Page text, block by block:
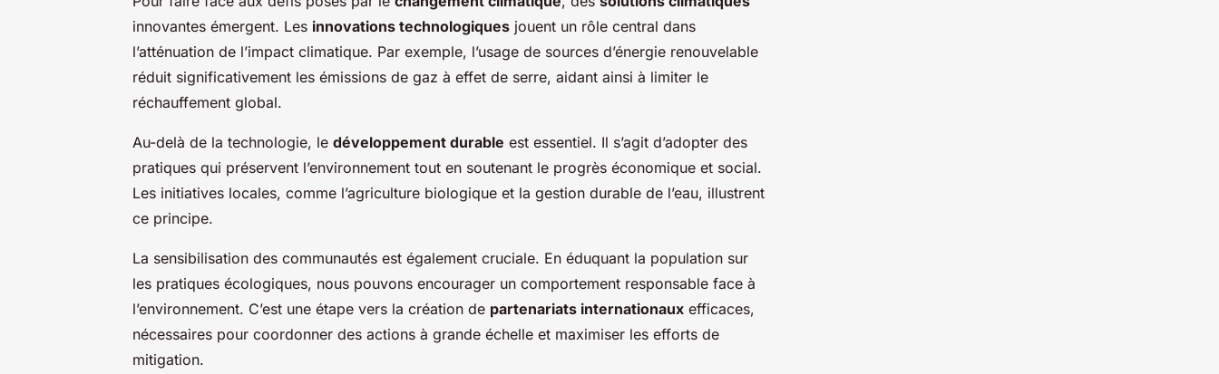
innovantes émergent. Les innovations technologiques jouent un rôle central dans
l’atténuation de l’impact climatique. Par exemple, l’usage de sources d’énergie renouvelable
réduit significativement les émissions de gaz à effet de serre, aidant ainsi à limiter le
réchauffement global.
Au-delà de la technologie, le développement durable est essentiel. Il s’agit d’adopter des
pratiques qui préservent l’environnement tout en soutenant le progrès économique et social.
Les initiatives locales, comme l’agriculture biologique et la gestion durable de l’eau, illustrent
ce principe.
La sensibilisation des communautés est également cruciale. En éduquant la population sur
les pratiques écologiques, nous pouvons encourager un comportement responsable face à
l’environnement. C’est une étape vers la création de partenariats internationaux efficaces,
nécessaires pour coordonner des actions à grande échelle et maximiser les efforts de
mitigation.